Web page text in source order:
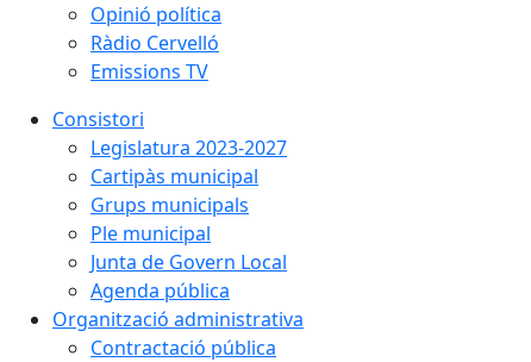
Opinió política
Ràdio Cervelló
Emissions TV
Consistori
Legislatura 2023-2027
Cartipàs municipal
Grups municipals
Ple municipal
Junta de Govern Local
Agenda pública
Organització administrativa
Contractació pública